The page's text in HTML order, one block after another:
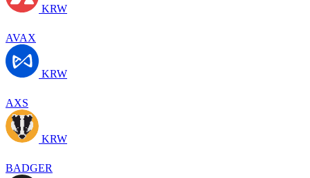
KRW
AVAX
KRW
AXS
KRW
BADGER